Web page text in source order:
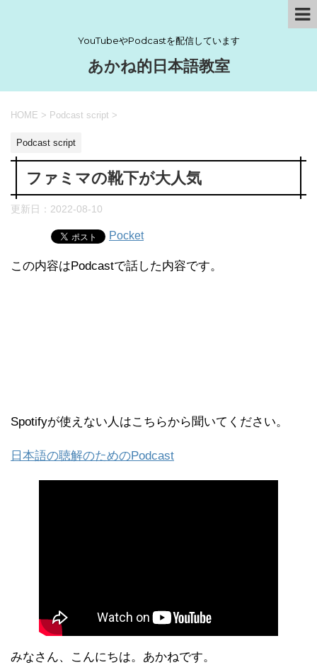
YouTubeやPodcastを配信しています
あかね的日本語教室
HOME > Podcast script >
Podcast script
ファミマの靴下が大人気
更新日： 2022-08-10
Pocket
この内容はPodcastで話した内容です。
Spotifyが使えない人はこちらから聞いてください。
日本語の聴解のためのPodcast
みなさん、こんにちは。あかねです。